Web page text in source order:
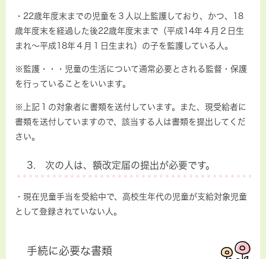
・22歳年度末までの児童を３人以上監護しており、かつ、18
歳年度末を経過した後22歳年度末まで（平成14年４月２日生
まれ～平成18年４月１日生まれ）の子を監護している人。
※監護・・・児童の生活について通常必要とされる監督・保護
を行っていることをいいます。
※上記１の対象者に書類を送付しています。また、現受給者に
書類を送付していますので、該当する人は書類を提出してくだ
さい。
3. 次の人は、額改定届の提出が必要です。
・現在児童手当を受給中で、高校生年代の児童が支給対象児童
として登録されていない人。
手続に必要な書類